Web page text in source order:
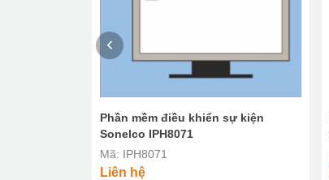
Phần mềm điều khiển sự kiện
Sonelco IPH8071
Mã: IPH8071
Liên hệ